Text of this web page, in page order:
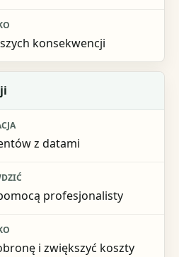
konsekwencji
z datami
profesjonalisty
i zwiększyć koszty